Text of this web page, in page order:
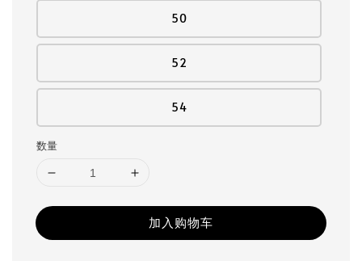
50
52
54
数量
加入购物车